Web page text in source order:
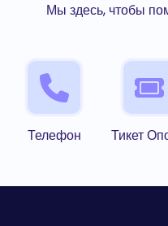
Мы здесь, чтобы
Телефон Тикет